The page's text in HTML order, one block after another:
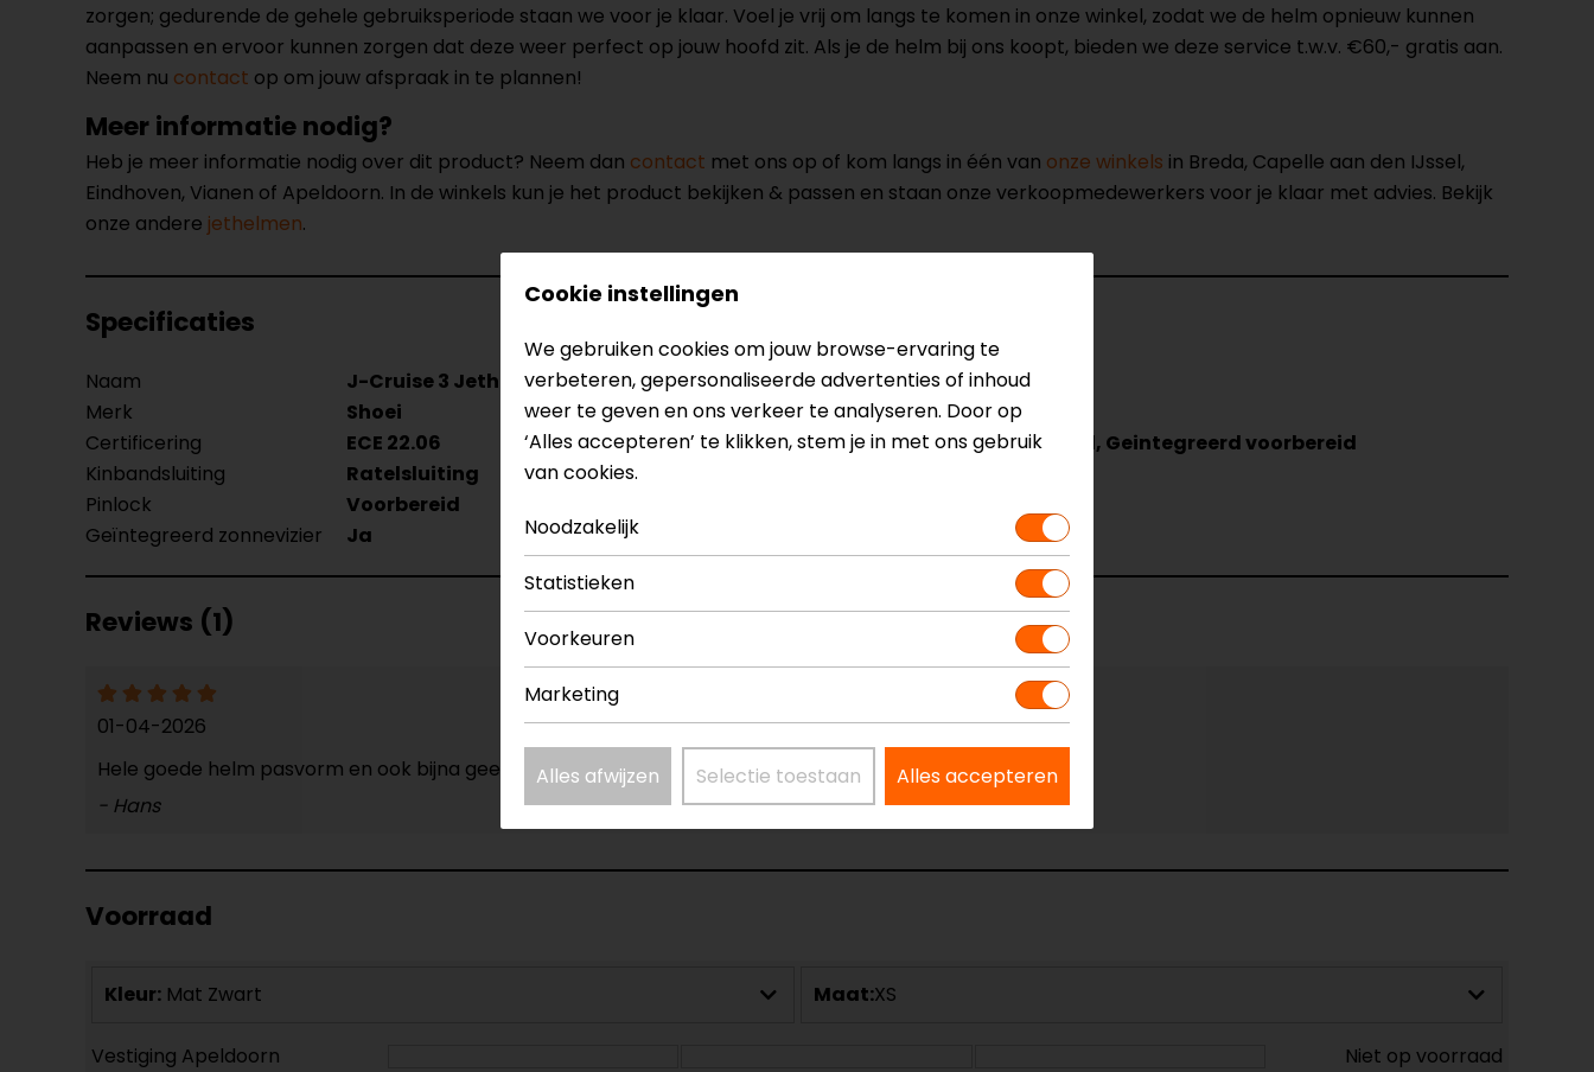
zorgen; gedurende de gehele gebruiksperiode staan we voor je klaar. Voel je vrij om langs te komen in onze winkel, zodat we de helm opnieuw kunnen
aanpassen en ervoor kunnen zorgen dat deze weer perfect op jouw hoofd zit. Als je de helm bij ons koopt, bieden we deze service t.w.v. €60,- gratis aan.
Neem nu contact op om jouw afspraak in te plannen!
Meer informatie nodig?
Heb je meer informatie nodig over dit product? Neem dan contact met ons op of kom langs in één van onze winkels in Breda, Capelle aan den IJssel,
Eindhoven, Vianen of Apeldoorn. In de winkels kun je het product bekijken & passen en staan onze verkoopmedewerkers voor je klaar met advies. Bekijk
onze andere jethelmen.
Specificaties
Naam J-Cruise 3 Jethelm Model
13101
Merk
Shoei Kleur
Mat Zwart
Certificering
ECE 22.06 Communicatie
Universeel voorbereid, Geintegreerd voorbereid
Kinbandsluiting
Ratelsluiting
Pinlock
Voorbereid
Geïntegreerd zonnevizier
Ja
Reviews (1)
01-04-2026
Hele goede helm pasvorm en ook bijna geen rij geluid.
- Hans
Voorraad
Kleur: Mat Zwart Maat:XS
Vestiging Apeldoorn Niet op voorraad
Cookie instellingen
We gebruiken cookies om jouw browse-ervaring te
verbeteren, gepersonaliseerde advertenties of inhoud
weer te geven en ons verkeer te analyseren. Door op
‘Alles accepteren’ te klikken, stem je in met ons gebruik
van cookies.
Noodzakelijk
Statistieken
Voorkeuren
Marketing
Alles afwijzen Selectie toestaan Alles accepteren